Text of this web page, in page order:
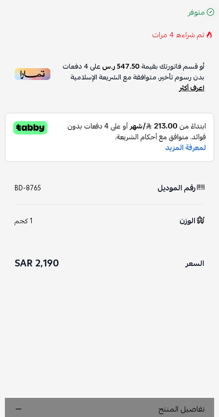
متوفر
تم شراءه4 مرات
أو قسم فاتورتك بقيمة547.50 ر.س على4دفعات
بدون رسوم تأخير، متوافقة مع الشريعة الإسلامية
اعرف أكثر
رقم الموديل BD-8765
الوزن 1 كجم
السعر 2,190 SAR
تفاصيل المنتج